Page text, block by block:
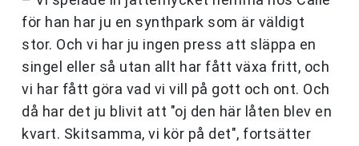
för han har ju en synthpark som är väldigt
stor. Och vi har ju ingen press att släppa en
singel eller så utan allt har fått växa fritt, och
vi har fått göra vad vi vill på gott och ont. Och
då har det ju blivit att "oj den här låten blev en
kvart. Skitsamma, vi kör på det", fortsätter